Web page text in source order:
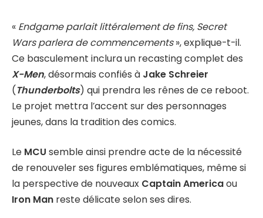
« Endgame parlait littéralement de fins, Secret
Wars parlera de commencements», explique-t-il.
Ce basculement inclura un recasting complet des
X-Men, désormais confiés à Jake Schreier
(Thunderbolts) qui prendra les rênes de ce reboot.
Le projet mettra l’accent sur des personnages
jeunes, dans la tradition des comics.
Le MCU semble ainsi prendre acte de la nécessité
de renouveler ses figures emblématiques, même si
la perspective de nouveaux Captain Americaou
Iron Man reste délicate selon ses dires.